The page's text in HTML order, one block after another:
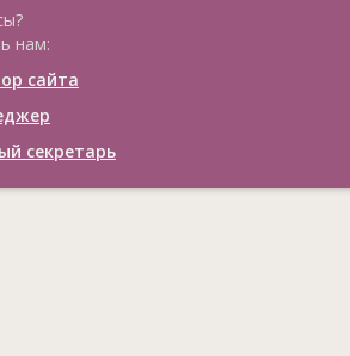
нам:
сайта
cекретарь